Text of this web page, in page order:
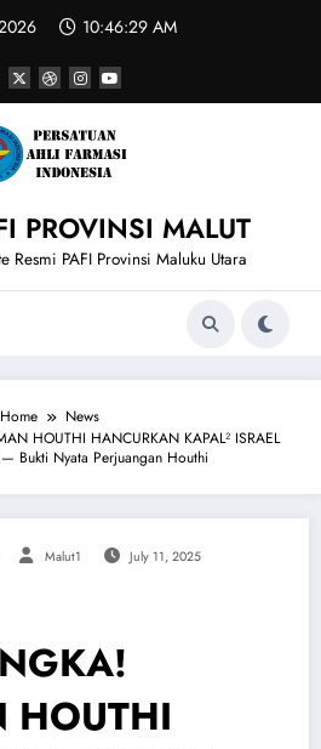
10:46:29 AM
PROVINSI MALUT
Resmi PAFI Provinsi Maluku Utara
Home
News
HOUTHI HANCURKAN KAPAL² ISRAEL
Bukti Nyata Perjuangan Houthi
Malut1 July 11, 2025
HOUTHI